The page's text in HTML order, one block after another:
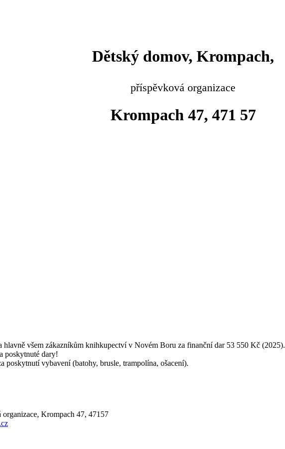
Dětský domov, Krompach,
příspěvková organizace
Krompach 47, 471 57
hlavně všem zákazníkům knihkupectví v Novém Boru za finanční dar 53 550 Kč (2025).
poskytnuté dary!
poskytnutí vybavení (batohy, brusle, trampolína, ošacení).
Krompach 47, 47157